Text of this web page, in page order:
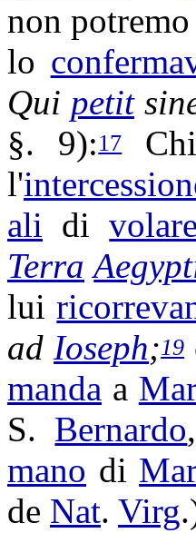
non
lo
Qui petit
§. 9):17
l'
ali divolare
Terra
lui
ad Ioseph;19
manda a
S. Bernardo
mano di
de Nat. Virg